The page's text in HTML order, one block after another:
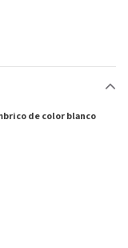
de color blanco